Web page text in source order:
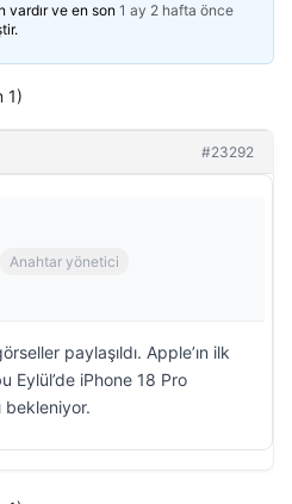
vardır ve en son 1 ay 2 hafta önce
1)
#23292
Anahtar yönetici
paylaşıldı. Apple’ın ilk
Eylül’de iPhone 18 Pro
bekleniyor.